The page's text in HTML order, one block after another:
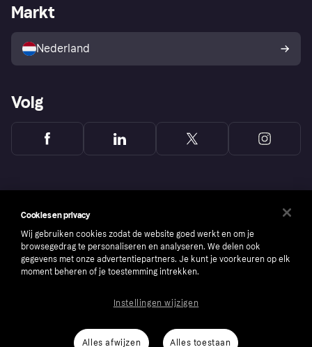
Winkeloverzicht
Kopersbescherming voor
consumenten
Zakelijke login
Markt
Nederland
Volg
number: 556737-0431
Cookies en privacy
Wij gebruiken cookies zodat de website goed werkt en om je
browsegedrag te personaliseren en analyseren. We delen ook
gegevens met onze advertentiepartners. Je kunt je voorkeuren op elk
moment beheren of je toestemming intrekken.
Alles afwijzen Alles toestaan
Instellingen wijzigen